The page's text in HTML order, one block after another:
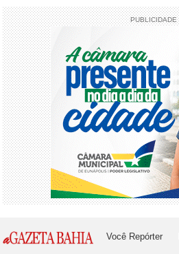
PUBLICIDADE
Você Repórter